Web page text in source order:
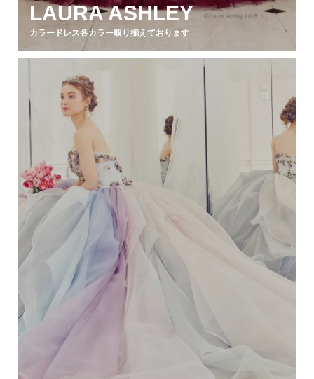
LAURA ASHLEY
カラードレス各カラー取り揃えております